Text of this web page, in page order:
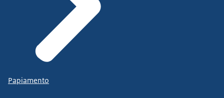
Papiamento